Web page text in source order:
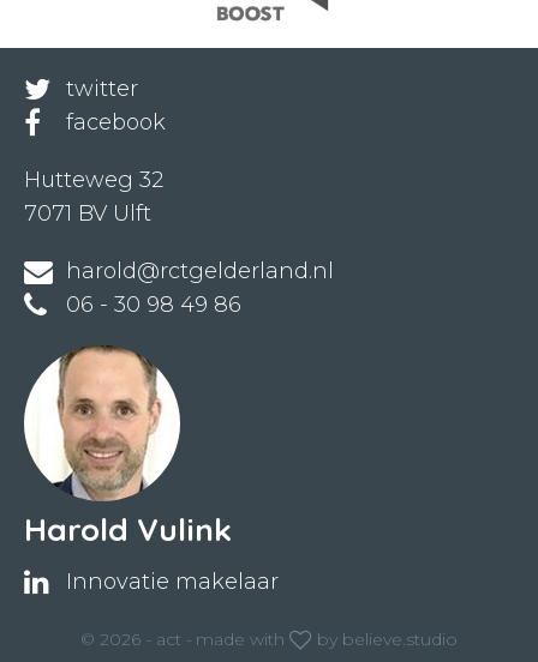
twitter
facebook
Hutteweg 32
7071 BV Ulft
harold@rctgelderland.nl
06 - 30 98 49 86
Harold Vulink
Innovatie makelaar
© 2026 - act - made with by believe.studio